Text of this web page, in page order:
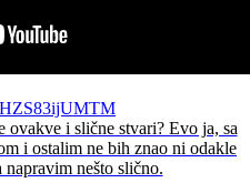
HZS83ijUMTM
ovakve i slične stvari? Evo ja, sa
i ostalim ne bih znao ni odakle
nešto slično.